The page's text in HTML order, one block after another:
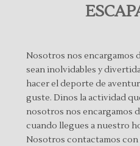
Nosotros nos encargamos
sean inolvidables y
hacer el deporte de
guste. Dinos la actividad
nosotros nos encargamos
cuando llegues a nuestro
Nosotros contactamos con